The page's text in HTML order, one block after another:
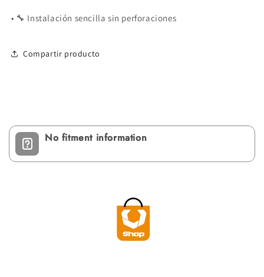
• 🔧 Instalación sencilla sin perforaciones
Compartir producto
No fitment information